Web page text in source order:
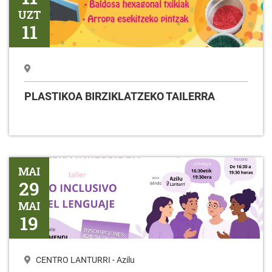
UZT
11
PLASTIKOA BIRZIKLATZEKO TAILERRA
Tailerra HIZKUNTZAREN ERABILERA INKLUSIBOA
MAI
29
MAI
19
CENTRO LANTURRI - Azilu